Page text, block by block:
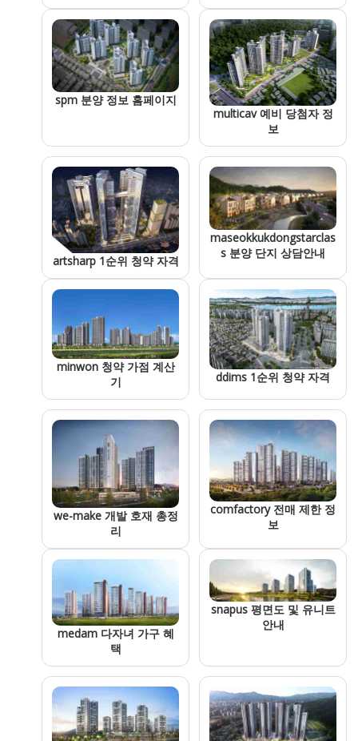
spm 분양 정보 홈페이지
multicav 예비 당첨자 정
보
artsharp 1순위 청약 자격
maseokkukdongstarclas
s 분양 단지 상담안내
minwon 청약 가점 계산
기
ddims 1순위 청약 자격
we-make 개발 호재 총정
리
comfactory 전매 제한 정
보
medam 다자녀 가구 혜
택
snapus 평면도 및 유니트
안내